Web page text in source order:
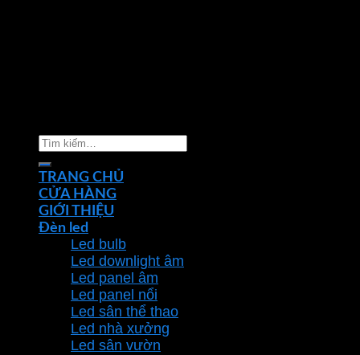
Tìm
TRANG CHỦ
CỬA HÀNG
GIỚI THIỆU
Đèn led
Led bulb
Led downlight âm
Led panel âm
Led panel nổi
Led sân thể thao
Led nhà xưởng
Led sân vườn